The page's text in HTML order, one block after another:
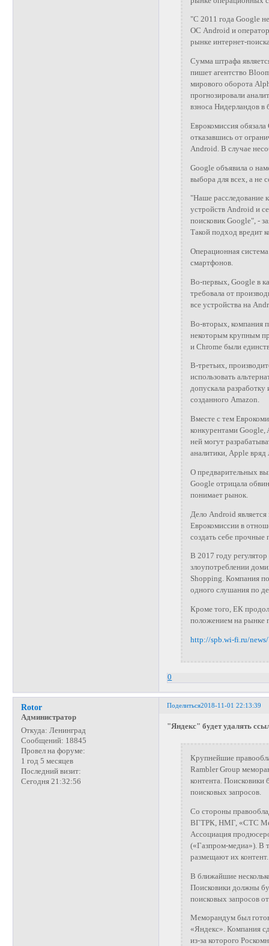
"С 2011 года Google
ОС Android и
рынке интернет-
Сумма штрафа
пишет агентство
мирового оборота
прогнозировали
взноса Нидерландов в
Еврокомиссия
отказавшись от
Android. В случае
Google объявила о
выбора для всех, а не
"Наше расследование
устройств Android и
поисковик Google", -
Такой подход вредит
Операционная
смартфонов.
Во-первых, Google в
требовала от
все устройства на
Во-вторых, компания
некоторым крупным
и Chrome были
В-третьих,
использовать
допускала
созданного Amazon.
Вместе с тем
конкурентами Google,
ней могут
аналитики, Apple вряд
О предварительных
Google отрицала
понимает рынок.
Дело Android
Еврокомиссии в
создать себе
В 2017 году
злоупотреблении
Shopping. Компания
одного слушания по
Кроме того, ЕК
положением на рынке
http://spb.wi-fi.ru/
0
Поделиться2018-11-01 22:13:39
Rotor
Администратор
Откуда: Ленинград
Сообщений: 18845
Провел на форуме:
1 год 5 месяцев
Последний визит:
Сегодня 21:32:56
"Яндекс" будет удалять
Крупнейшие
Rambler Group
контента. Поисковики
поисковых запросов.
Со стороны
ВГТРК, НМГ, «СТС
Ассоциация
(«Газпром-медиа»). В
размещают их контент.
В ближайшие
Поисковики должны
поисковых запросов
Меморандум был готов
«Яндекс». Компания
из-за которого